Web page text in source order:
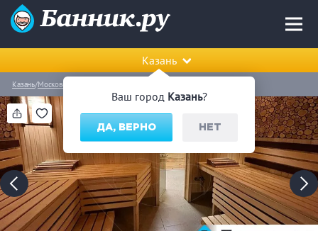
Ваш город Казань?
ДА, ВЕРНО НЕТ
Казань
Казань Московский район